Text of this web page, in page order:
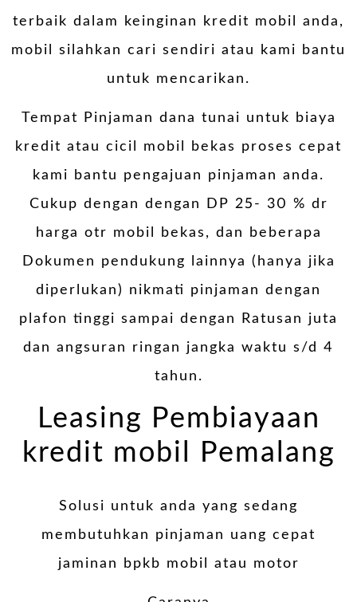
terbaik dalam keinginan kredit mobil anda,
mobil silahkan cari sendiri atau kami bantu
untuk mencarikan.
Tempat Pinjaman dana tunai untuk biaya
kredit atau cicil mobil bekas proses cepat
kami bantu pengajuan pinjaman anda.
Cukup dengan dengan DP 25- 30 % dr
harga otr mobil bekas, dan beberapa
Dokumen pendukung lainnya (hanya jika
diperlukan) nikmati pinjaman dengan
plafon tinggi sampai dengan Ratusan juta
dan angsuran ringan jangka waktu s/d 4
tahun.
Leasing Pembiayaan
kredit mobil Pemalang
Solusi untuk anda yang sedang
membutuhkan pinjaman uang cepat
jaminan bpkb mobil atau motor